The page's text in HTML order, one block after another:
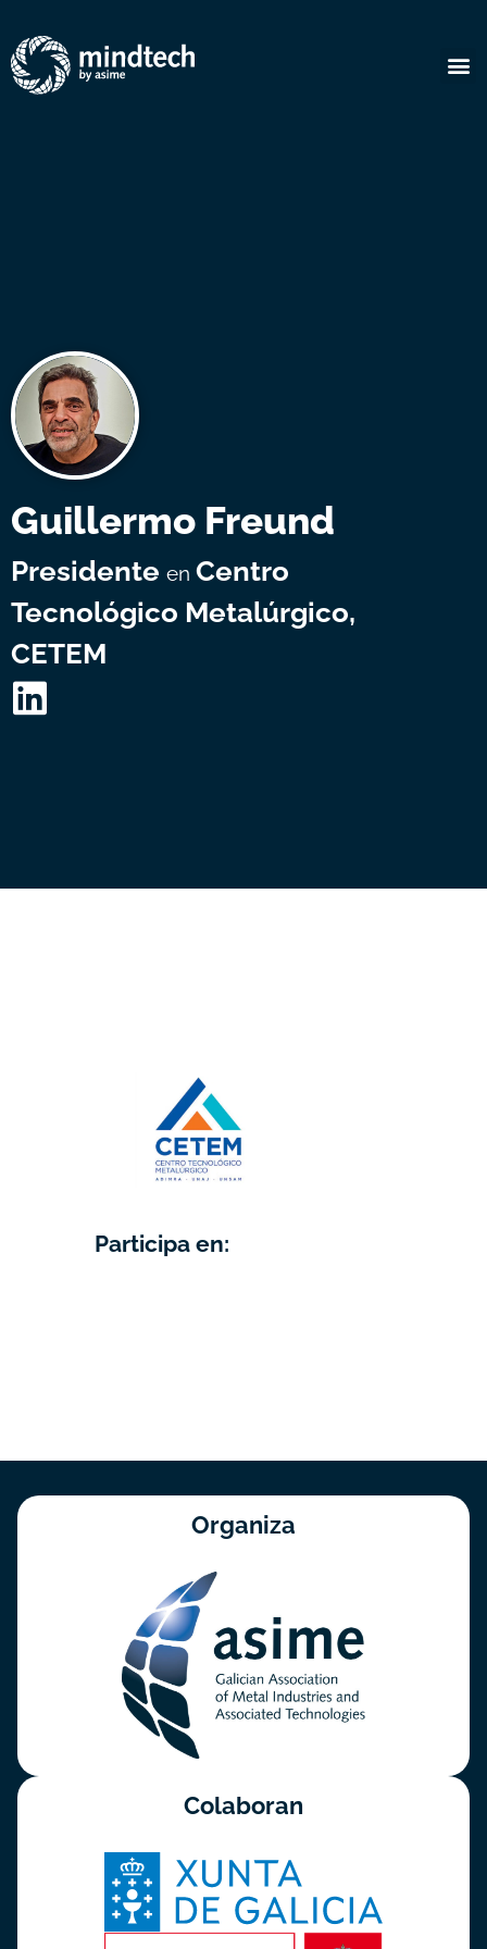
Guillermo Freund
Presidente en Centro
Tecnológico Metalúrgico,
CETEM
Participa en:
Organiza
Colaboran